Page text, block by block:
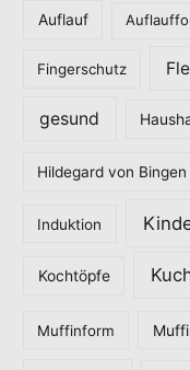
Auflauf
Fingerschutz
gesund
Hildegard von Bingen
Induktion
Kochtöpfe
Muffinform